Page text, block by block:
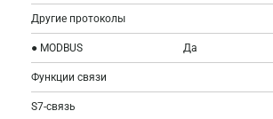
Другие протоколы
● MODBUS Да
Функции связи
S7-связь